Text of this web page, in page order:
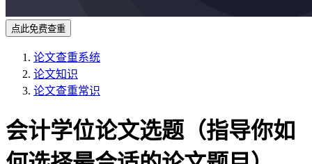
点此免费查重
论文查重系统
论文知识
论文查重常识
会计学位论文选题（指导你如